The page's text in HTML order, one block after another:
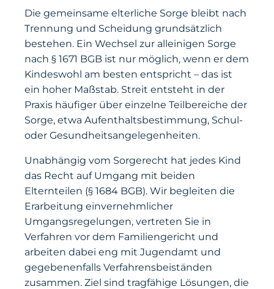
Die gemeinsame elterliche Sorge bleibt nach
Trennung und Scheidung grundsätzlich
bestehen. Ein Wechsel zur alleinigen Sorge
nach § 1671 BGB ist nur möglich, wenn er dem
Kindeswohl am besten entspricht – das ist
ein hoher Maßstab. Streit entsteht in der
Praxis häufiger über einzelne Teilbereiche der
Sorge, etwa Aufenthaltsbestimmung, Schul-
oder Gesundheitsangelegenheiten.
Unabhängig vom Sorgerecht hat jedes Kind
das Recht auf Umgang mit beiden
Elternteilen (§ 1684 BGB). Wir begleiten die
Erarbeitung einvernehmlicher
Umgangsregelungen, vertreten Sie in
Verfahren vor dem Familiengericht und
arbeiten dabei eng mit Jugendamt und
gegebenenfalls Verfahrensbeiständen
zusammen. Ziel sind tragfähige Lösungen, die